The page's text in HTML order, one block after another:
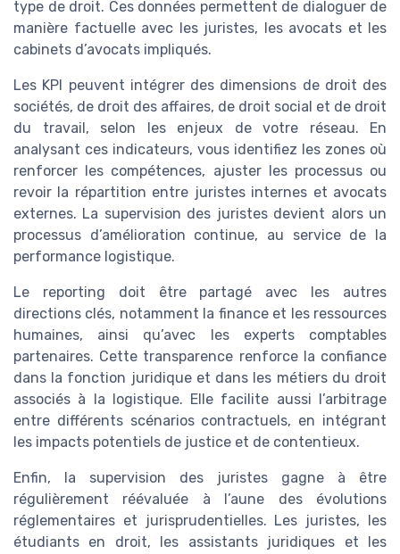
type de droit. Ces données permettent de dialoguer de
manière factuelle avec les juristes, les avocats et les
cabinets d’avocats impliqués.
Les KPI peuvent intégrer des dimensions de droit des
sociétés, de droit des affaires, de droit social et de droit
du travail, selon les enjeux de votre réseau. En
analysant ces indicateurs, vous identifiez les zones où
renforcer les compétences, ajuster les processus ou
revoir la répartition entre juristes internes et avocats
externes. La supervision des juristes devient alors un
processus d’amélioration continue, au service de la
performance logistique.
Le reporting doit être partagé avec les autres
directions clés, notamment la finance et les ressources
humaines, ainsi qu’avec les experts comptables
partenaires. Cette transparence renforce la confiance
dans la fonction juridique et dans les métiers du droit
associés à la logistique. Elle facilite aussi l’arbitrage
entre différents scénarios contractuels, en intégrant
les impacts potentiels de justice et de contentieux.
Enfin, la supervision des juristes gagne à être
régulièrement réévaluée à l’aune des évolutions
réglementaires et jurisprudentielles. Les juristes, les
étudiants en droit, les assistants juridiques et les